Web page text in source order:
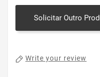
Solicitar Outro
Write your review